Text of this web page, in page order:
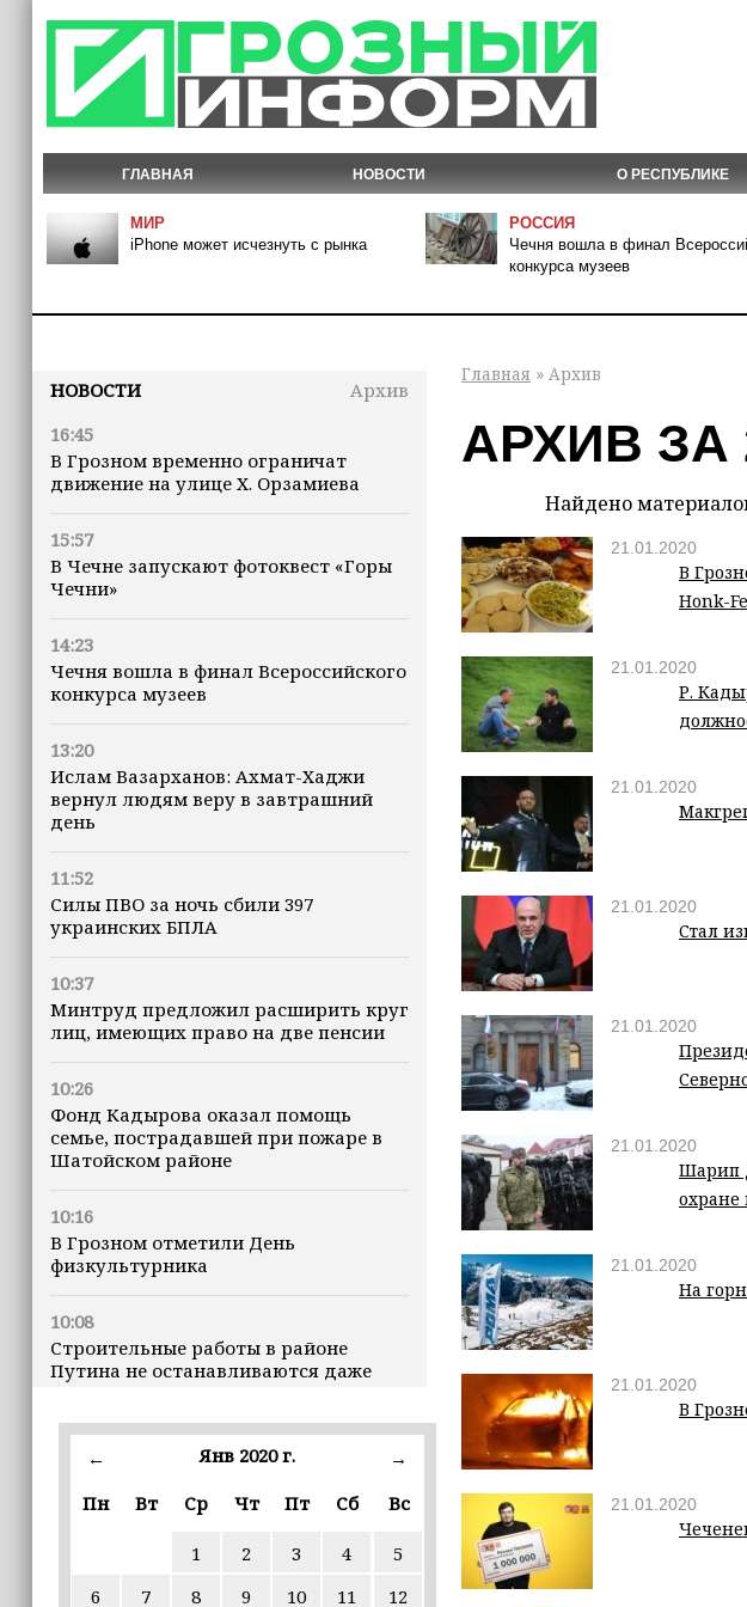
ГЛАВНАЯ НОВОСТИ О РЕСПУБЛИКЕ
МИР
iPhone может исчезнуть с рынка
РОССИЯ
Чечня вошла в финал
конкурса музеев
НОВОСТИ
Архив
16:45
В Грозном временно ограничат
движение на улице Х. Орзамиева
15:57
В Чечне запускают фотоквест «Горы
Чечни»
14:23
Чечня вошла в финал Всероссийского
конкурса музеев
13:20
Ислам Вазарханов: Ахмат-Хаджи
вернул людям веру в завтрашний
день
11:52
Силы ПВО за ночь сбили 397
украинских БПЛА
10:37
Минтруд предложил расширить круг
лиц, имеющих право на две пенсии
10:26
Фонд Кадырова оказал помощь
семье, пострадавшей при пожаре в
Шатойском районе
10:16
В Грозном отметили День
физкультурника
10:08
Строительные работы в районе
Путина не останавливаются даже
марта
← Янв 2020 г.
→
Пн
Вт Ср Чт Пт Сб Вс
1 2 3 4
5
6
7 8 9 10 11 12
Главная » Архив
АРХИВ ЗА
Найдено
21.01.2020
В
Honk-
21.01.2020
Р.
21.01.2020
21.01.2020
Стал
21.01.2020
21.01.2020
Шарип
охране
21.01.2020
На
21.01.2020
В
21.01.2020